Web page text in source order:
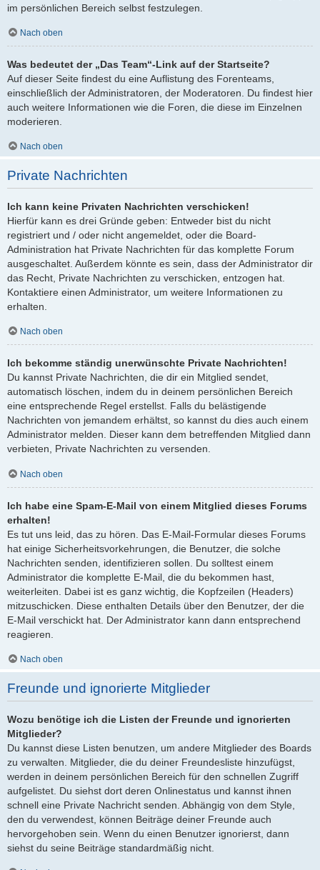
im persönlichen Bereich selbst festzulegen.
Nach oben
Was bedeutet der „Das Team“-Link auf der Startseite?
Auf dieser Seite findest du eine Auflistung des Forenteams,
einschließlich der Administratoren, der Moderatoren. Du findest hier
auch weitere Informationen wie die Foren, die diese im Einzelnen
moderieren.
Nach oben
Private Nachrichten
Ich kann keine Privaten Nachrichten verschicken!
Hierfür kann es drei Gründe geben: Entweder bist du nicht
registriert und / oder nicht angemeldet, oder die Board-
Administration hat Private Nachrichten für das komplette Forum
ausgeschaltet. Außerdem könnte es sein, dass der Administrator dir
das Recht, Private Nachrichten zu verschicken, entzogen hat.
Kontaktiere einen Administrator, um weitere Informationen zu
erhalten.
Nach oben
Ich bekomme ständig unerwünschte Private Nachrichten!
Du kannst Private Nachrichten, die dir ein Mitglied sendet,
automatisch löschen, indem du in deinem persönlichen Bereich
eine entsprechende Regel erstellst. Falls du belästigende
Nachrichten von jemandem erhältst, so kannst du dies auch einem
Administrator melden. Dieser kann dem betreffenden Mitglied dann
verbieten, Private Nachrichten zu versenden.
Nach oben
Ich habe eine Spam-E-Mail von einem Mitglied dieses Forums
erhalten!
Es tut uns leid, das zu hören. Das E-Mail-Formular dieses Forums
hat einige Sicherheitsvorkehrungen, die Benutzer, die solche
Nachrichten senden, identifizieren sollen. Du solltest einem
Administrator die komplette E-Mail, die du bekommen hast,
weiterleiten. Dabei ist es ganz wichtig, die Kopfzeilen (Headers)
mitzuschicken. Diese enthalten Details über den Benutzer, der die
E-Mail verschickt hat. Der Administrator kann dann entsprechend
reagieren.
Nach oben
Freunde und ignorierte Mitglieder
Wozu benötige ich die Listen der Freunde und ignorierten
Mitglieder?
Du kannst diese Listen benutzen, um andere Mitglieder des Boards
zu verwalten. Mitglieder, die du deiner Freundesliste hinzufügst,
werden in deinem persönlichen Bereich für den schnellen Zugriff
aufgelistet. Du siehst dort deren Onlinestatus und kannst ihnen
schnell eine Private Nachricht senden. Abhängig von dem Style,
den du verwendest, können Beiträge deiner Freunde auch
hervorgehoben sein. Wenn du einen Benutzer ignorierst, dann
siehst du seine Beiträge standardmäßig nicht.